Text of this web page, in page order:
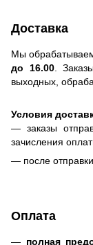
Доставка
Мы
до 16.00.
выходных,
Условия
— заказы
зачисления
— после
Оплата
— полная